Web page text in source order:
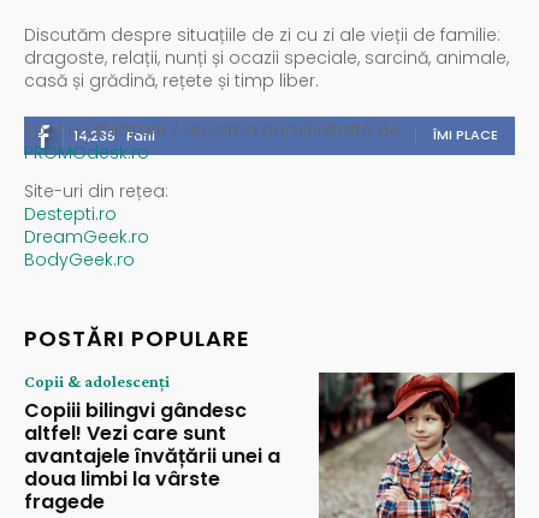
Discutăm despre situațiile de zi cu zi ale vieții de familie:
dragoste, relații, nunți și ocazii speciale, sarcină, animale,
casă și grădină, rețete și timp liber.
14,235 Fani ÎMI PLACE
Spații publicitare / reclamă administrată de
PROMOdesk.ro
Site-uri din rețea:
Destepti.ro
DreamGeek.ro
BodyGeek.ro
POSTĂRI POPULARE
Copii & adolescenți
Copiii bilingvi gândesc
altfel! Vezi care sunt
avantajele învățării unei a
doua limbi la vârste
fragede